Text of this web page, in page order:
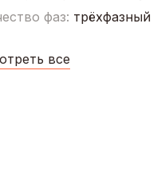
фаз: трёхфазный
все